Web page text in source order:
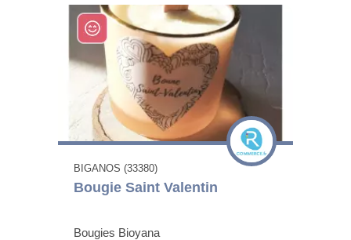
BIGANOS (33380)
Bougie Saint Valentin
Bougies Bioyana